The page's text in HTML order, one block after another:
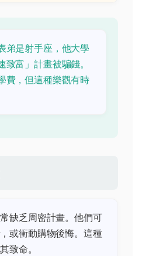
弟是射手座，他大學
致富」計畫被騙錢。
費，但這種樂觀有時
缺乏周密計畫。他們可
或衝動購物後悔。這種
致命。